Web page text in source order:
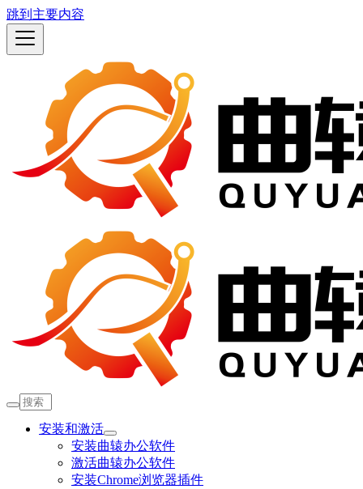
跳到主要内容
安装和激活
安装曲辕办公软件
激活曲辕办公软件
安装Chrome浏览器插件